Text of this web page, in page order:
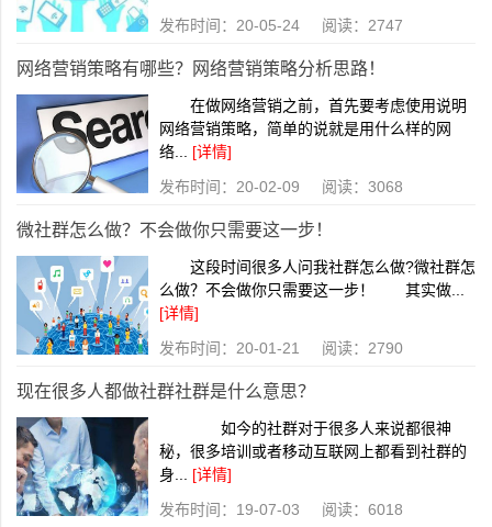
发布时间：20-05-24 阅读：2747
网络营销策略有哪些？网络营销策略分析思路！
在做网络营销之前，首先要考虑使用说明
网络营销策略，简单的说就是用什么样的网
络... [详情]
发布时间：20-02-09 阅读：3068
微社群怎么做？不会做你只需要这一步！
这段时间很多人问我社群怎么做?微社群怎
么做？不会做你只需要这一步！ 其实做...
[详情]
发布时间：20-01-21 阅读：2790
现在很多人都做社群社群是什么意思？
如今的社群对于很多人来说都很神
秘，很多培训或者移动互联网上都看到社群的
身... [详情]
发布时间：19-07-03 阅读：6018